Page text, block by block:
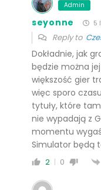
Admin
seyonne 5
Reply to
Dokładnie, jak
będzie można
większość gier
więc sporo
tytuły, które
nie wypadają z
momentu
Simulator będą
2 0